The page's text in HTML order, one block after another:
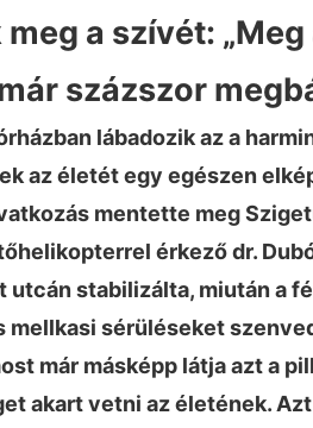
a szívét:
százszor
lábadozik az a
az életét egy egészen
mentette meg
érkező dr.
utcán stabilizálta, miután a
mellkasi sérüléseket
már másképp látja azt a
akart vetni az életének.